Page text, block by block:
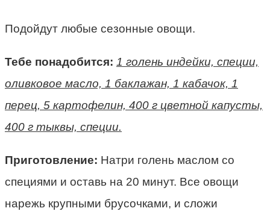
Подойдут любые сезонные овощи.
Тебе понадобится: 1 голень индейки, специи,
оливковое масло, 1 баклажан, 1 кабачок, 1
перец, 5 картофелин, 400 г цветной капусты,
400 г тыквы, специи.
Приготовление: Натри голень маслом со
специями и оставь на 20 минут. Все овощи
нарежь крупными брусочками, и сложи